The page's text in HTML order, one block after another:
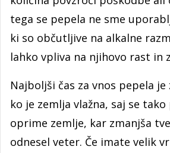
tega se pepela ne sme
ki so občutljive na alkalne
lahko vpliva na njihovo rast in
Najboljši čas za vnos pepela
ko je zemlja vlažna, saj se
oprime zemlje, kar zmanjša
odnesel veter. Če imate velik